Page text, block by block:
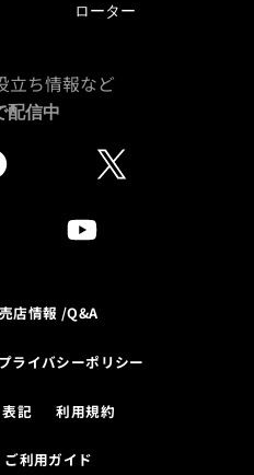
ローター
立ち情報など
配信中
店情報 /Q&A
プライバシーポリシー
記 利用規約
ご利用ガイド